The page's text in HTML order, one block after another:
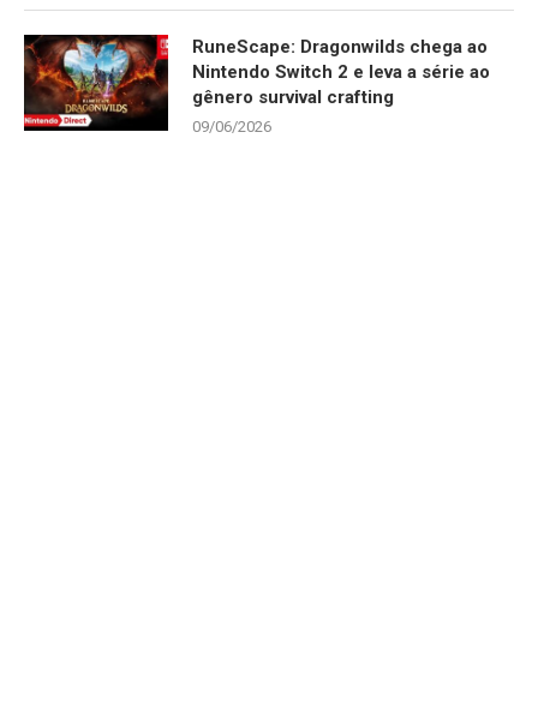
RuneScape: Dragonwilds chega ao
Nintendo Switch 2 e leva a série ao
gênero survival crafting
09/06/2026